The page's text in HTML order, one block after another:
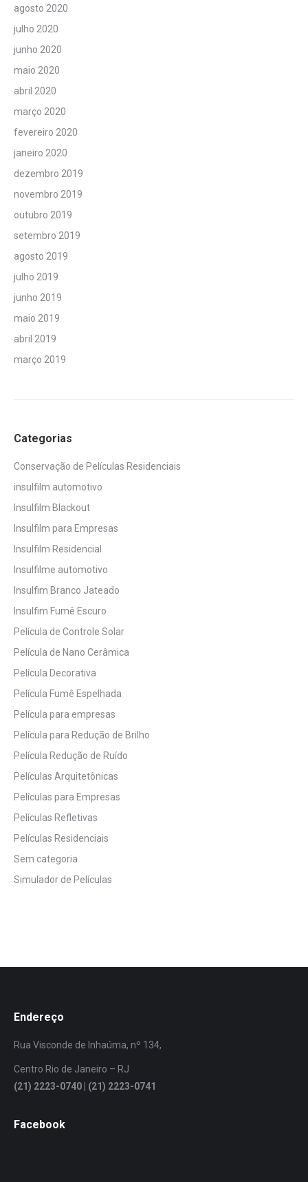
agosto 2020
julho 2020
junho 2020
maio 2020
abril 2020
março 2020
fevereiro 2020
janeiro 2020
dezembro 2019
novembro 2019
outubro 2019
setembro 2019
agosto 2019
julho 2019
junho 2019
maio 2019
abril 2019
março 2019
Categorias
Conservação de Películas Residenciais
insulfilm automotivo
Insulfilm Blackout
Insulfilm para Empresas
Insulfilm Residencial
Insulfilme automotivo
Insulfim Branco Jateado
Insulfim Fumê Escuro
Película de Controle Solar
Película de Nano Cerâmica
Película Decorativa
Película Fumê Espelhada
Película para empresas
Película para Redução de Brilho
Película Redução de Ruído
Películas Arquitetônicas
Películas para Empresas
Películas Refletivas
Películas Residenciais
Sem categoria
Simulador de Películas
Endereço
Rua Visconde de Inhaúma, nº 134,
Centro Rio de Janeiro – RJ
(21) 2223-0740 | (21) 2223-0741
Facebook